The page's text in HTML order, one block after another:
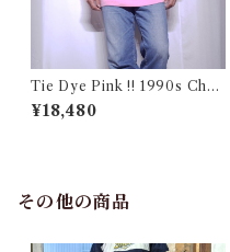
Tie Dye Pink !! 1990s Cha
mpion Reverse Weave USA
/ チャンピオン リバースウィ
¥18,480
その他の商品